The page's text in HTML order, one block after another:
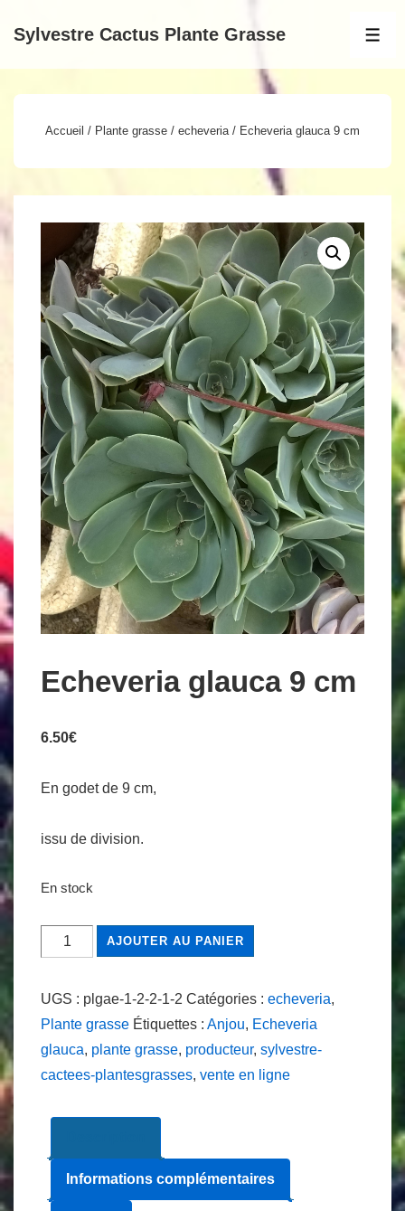
passer
Sylvestre Cactus Plante Grasse
Accueil / Plante grasse / echeveria/ Echeveria glauca 9 cm
Echeveria glauca 9 cm
6.50€
En godet de 9 cm,
issu de division.
En stock
quantité
de
AJOUTER AU PANIER
UGS : plgae-1-2-2-1-2 Catégories : echeveria,
Plante grasse Étiquettes : Anjou, Echeveria
glauca, plante grasse, producteur, sylvestre-
cactees-plantesgrasses, vente en ligne
Informations complémentaires